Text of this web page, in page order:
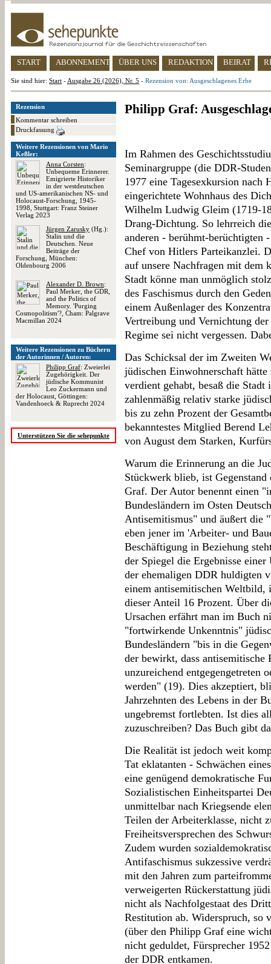
START ABONNEMENT ÜBER UNS REDAKTION BEIRAT
Sie sind hier: Start - Ausgabe 26 (2026), Nr. 5 - Rezension von: Ausgeschlagenes Erbe
Rezension
Kommentar schreiben
Druckfassung
Weitere Rezensionen von Mario
Keßler:
Anna Corsten:
Unbequeme Erinnerer.
Emigrierte Historiker
in der westdeutschen
und US-amerikanischen NS- und
Holocaust-Forschung, 1945-
1998, Stuttgart: Franz Steiner
Verlag 2023
Jürgen Zarusky (Hg.):
Stalin und die
Deutschen. Neue
Beiträge der
Forschung, München:
Oldenbourg 2006
Alexander D. Brown:
Paul Merker, the GDR,
and the Politics of
Memory. 'Purging
Cosmopolitism'?, Cham: Palgrave
Macmillan 2024
Weitere Rezensionen zu Büchern
der Autorinnen / Autoren:
Philipp Graf: Zweierlei
Zugehörigkeit. Der
jüdische Kommunist
Leo Zuckermann und
der Holocaust, Göttingen:
Vandenhoeck & Ruprecht 2024
Unterstützen Sie die sehepunkte
Philipp Graf:
Im Rahmen des
Seminargruppe (die DDR-
1977 eine Tagesexkursion nach
eingerichtete Wohnhaus des
Wilhelm Ludwig Gleim (1719-
Drang-Dichtung. So lehrreich
anderen - berühmt-berüchtigten
Chef von Hitlers Parteikanzlei.
auf unsere Nachfragen mit dem
Stadt könne man unmöglich
des Faschismus durch den
einem Außenlager des
Vertreibung und Vernichtung
Regime sei nicht vergessen.
Das Schicksal der im Zweiten
jüdischen Einwohnerschaft
verdient gehabt, besaß die
zahlenmäßig relativ starke
bis zu zehn Prozent der
bekanntestes Mitglied Berend
von August dem Starken,
Warum die Erinnerung an die
Stückwerk blieb, ist
Graf. Der Autor benennt einen
Bundesländern im Osten
Antisemitismus" und äußert die
eben jener im 'Arbeiter- und
Beschäftigung in Beziehung
der Spiegel die Ergebnisse
der ehemaligen DDR huldigten
einem antisemitischen Weltbild,
dieser Anteil 16 Prozent. Über
Ursachen erfährt man im Buch
"fortwirkende Unkenntnis"
Bundesländern "bis in die
der bewirkt, dass antisemitische
unzureichend entgegengetreten
werden" (19). Dies akzeptiert,
Jahrzehnten des Lebens in der
ungebremst fortlebten. Ist dies
zuzuschreiben? Das Buch gibt
Die Realität ist jedoch weit
Tat eklatanten - Schwächen
eine genügend demokratische
Sozialistischen Einheitspartei
unmittelbar nach Kriegsende
Teilen der Arbeiterklasse, nicht
Freiheitsversprechen des
Zudem wurden
Antifaschismus sukzessive
mit den Jahren zum
verweigerten Rückerstattung
nicht als Nachfolgestaat des
Restitution ab. Widerspruch, so
(über den Philipp Graf eine
nicht geduldet, Fürsprecher
der DDR entkamen.